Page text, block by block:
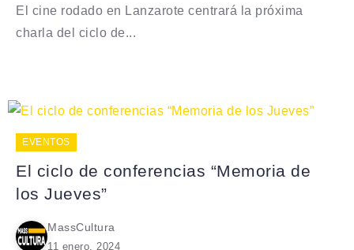
El cine rodado en Lanzarote centrará la próxima
charla del ciclo de...
EVENTOS
El ciclo de conferencias “Memoria de
los Jueves”
MassCultura
11 enero, 2024